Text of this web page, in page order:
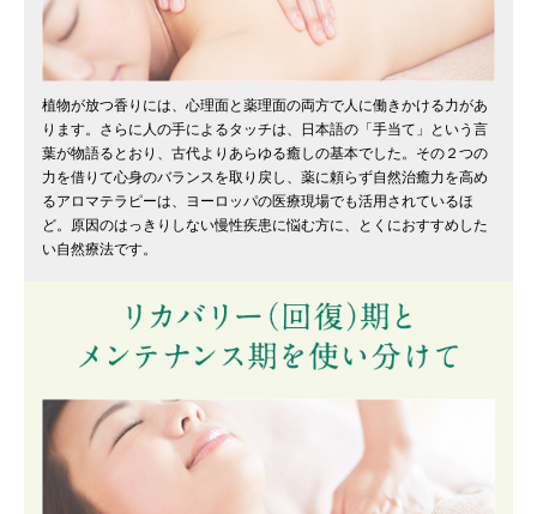
植物が放つ香りには、心理面と薬理面の両方で人に働きかける力があ
ります。さらに人の手によるタッチは、日本語の「手当て」という言
葉が物語るとおり、古代よりあらゆる癒しの基本でした。その２つの
力を借りて心身のバランスを取り戻し、薬に頼らず自然治癒力を高め
るアロマテラピーは、ヨーロッパの医療現場でも活用されているほ
ど。原因のはっきりしない慢性疾患に悩む方に、とくにおすすめした
い自然療法です。